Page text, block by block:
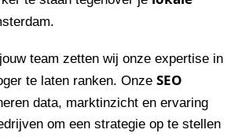
team zetten wij onze expertise in
te laten ranken. Onze SEO
data, marktinzicht en ervaring
om een strategie op te stellen